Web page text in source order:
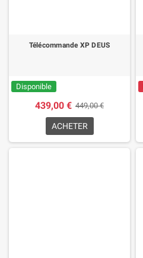
Télécommande XP DEUS
Disponible
439,00 € 449,00 €
ACHETER